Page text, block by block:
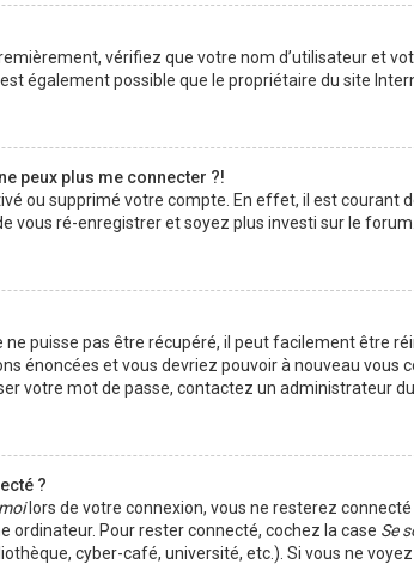
vérifiez que votre nom d’utilisateur et
également possible que le propriétaire du site
peux plus me connecter ?!
ou supprimé votre compte. En effet, il est
vous ré-enregistrer et soyez plus investi sur le forum.
ne puisse pas être récupéré, il peut facilement être
énoncées et vous devriez pouvoir à nouveau vous
votre mot de passe, contactez un administrateur
?
lors de votre connexion, vous ne resterez
ordinateur. Pour rester connecté, cochez la case Se
cyber-café, université, etc.). Si vous ne